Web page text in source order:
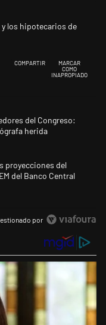
y los hipotecarios de
COMPARTIR
MARCAR
COMO
INAPROPIADO
comentarios en los últimos
sigue en los
del Congreso:
herida
y dólar: cuáles son las
proyecciones del
del Banco Central
por